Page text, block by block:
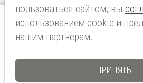
© 2026 PIEZUS Все права защищены
Политика конфиденциальности и
пользоваться сайтом, вы
использованием cookie и
нашим партнерам.
ПРИНЯТЬ